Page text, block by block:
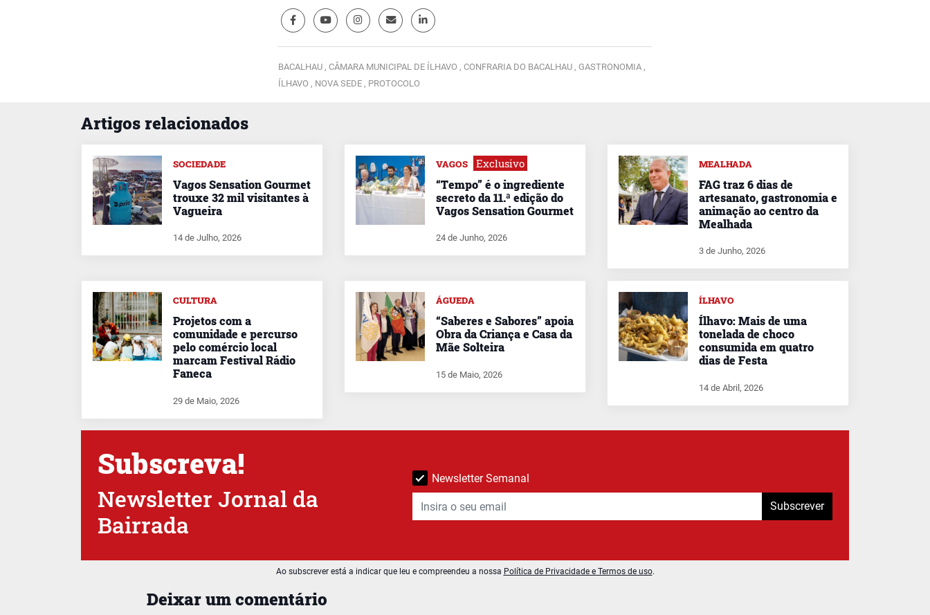
BACALHAU , CÂMARA MUNICIPAL DE ÍLHAVO , CONFRARIA DO BACALHAU , GASTRONOMIA ,
ÍLHAVO , NOVA SEDE , PROTOCOLO
Artigos relacionados
Deixar um comentário
SOCIEDADE
Vagos Sensation Gourmet
trouxe 32 mil visitantes à
Vagueira
14 de Julho, 2026
VAGOS Exclusivo
“Tempo” é o ingrediente
secreto da 11.ª edição do
Vagos Sensation Gourmet
24 de Junho, 2026
MEALHADA
FAG traz 6 dias de
artesanato, gastronomia e
animação ao centro da
Mealhada
3 de Junho, 2026
CULTURA
Projetos com a
comunidade e percurso
pelo comércio local
marcam Festival Rádio
Faneca
29 de Maio, 2026
ÁGUEDA
“Saberes e Sabores” apoia
Obra da Criança e Casa da
Mãe Solteira
15 de Maio, 2026
ÍLHAVO
Ílhavo: Mais de uma
tonelada de choco
consumida em quatro
dias de Festa
14 de Abril, 2026
Subscreva!
Newsletter Jornal da
Bairrada
Newsletter Semanal
Subscrever
Ao subscrever está a indicar que leu e compreendeu a nossa Política de Privacidade e Termos de uso.